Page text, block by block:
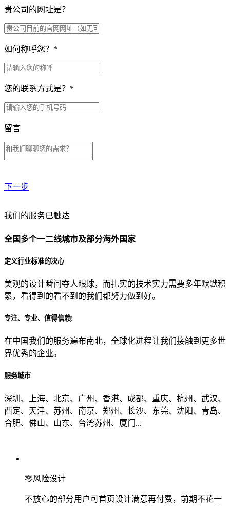
贵公司的网址是？
如何称呼您？ *
您的联系方式是？ *
留言
下一步
贵公司预算范围是？
贵公司的团队规模是？
目前主要的营销渠道是？
我们的服务已触达
全国多个一二线城市及部分海外国家
定义行业标准的决心
美观的设计瞬间夺人眼球，而扎实的技术实力需要多年默默积
累，看得到的看不到的我们都努力做到好。
专注、专业、值得信赖!
在中国我们的服务遍布南北，全球化进程让我们接触到更多世
界优秀的企业。
服务城市
深圳、上海、北京、广州、香港、成都、重庆、杭州、武汉、
西定、天津、苏州、南京、郑州、长沙、东莞、沈阳、青岛、
合肥、佛山、山东、台湾苏州、厦门...
零风险设计
不放心的部分用户可首页设计满意再付费，前期不花一